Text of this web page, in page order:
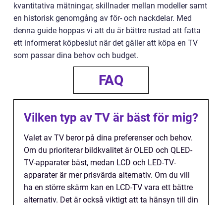
kvantitativa mätningar, skillnader mellan modeller samt
en historisk genomgång av för- och nackdelar. Med
denna guide hoppas vi att du är bättre rustad att fatta
ett informerat köpbeslut när det gäller att köpa en TV
som passar dina behov och budget.
FAQ
Vilken typ av TV är bäst för mig?
Valet av TV beror på dina preferenser och behov.
Om du prioriterar bildkvalitet är OLED och QLED-
TV-apparater bäst, medan LCD och LED-TV-
apparater är mer prisvärda alternativ. Om du vill
ha en större skärm kan en LCD-TV vara ett bättre
alternativ. Det är också viktigt att ta hänsyn till din